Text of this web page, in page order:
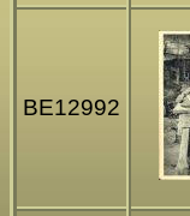
BE12992